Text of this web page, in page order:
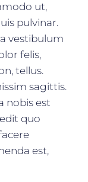
ut,
pulvinar.
vestibulum
felis,
tellus.
sagittis.
nobis est
quo
est,